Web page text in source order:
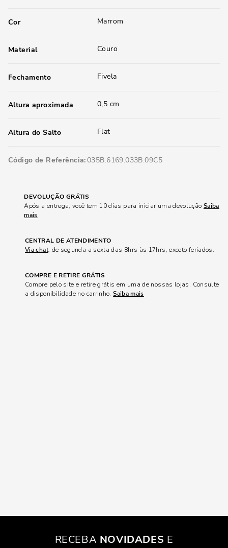
Cor Marrom
Material Couro
Fechamento Fivela
Altura aproximada 0,5 cm
Altura do Salto Flat
Código de Referência 035B.6169.033B.09C5
DEVOLUÇÃO GRÁTIS
Após a entrega, você tem 10 dias para iniciar uma devolução Saiba
mais
CENTRAL DE ATENDIMENTO
Via chat, de segunda a sexta das 8hrs às 17hrs, exceto feriados.
COMPRE E RETIRE GRÁTIS
Compre pelo site e retire grátis em uma de nossas lojas. Consulte
a disponibilidade no carrinho.Saiba mais
RECEBA NOVIDADES E